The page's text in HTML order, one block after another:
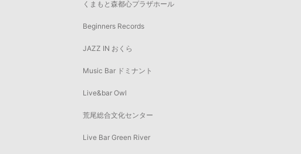
くまもと森都心プラザホール
Beginners Records
JAZZ IN おくら
Music Bar ドミナント
Live&bar Owl
荒尾総合文化センター
Live Bar Green River